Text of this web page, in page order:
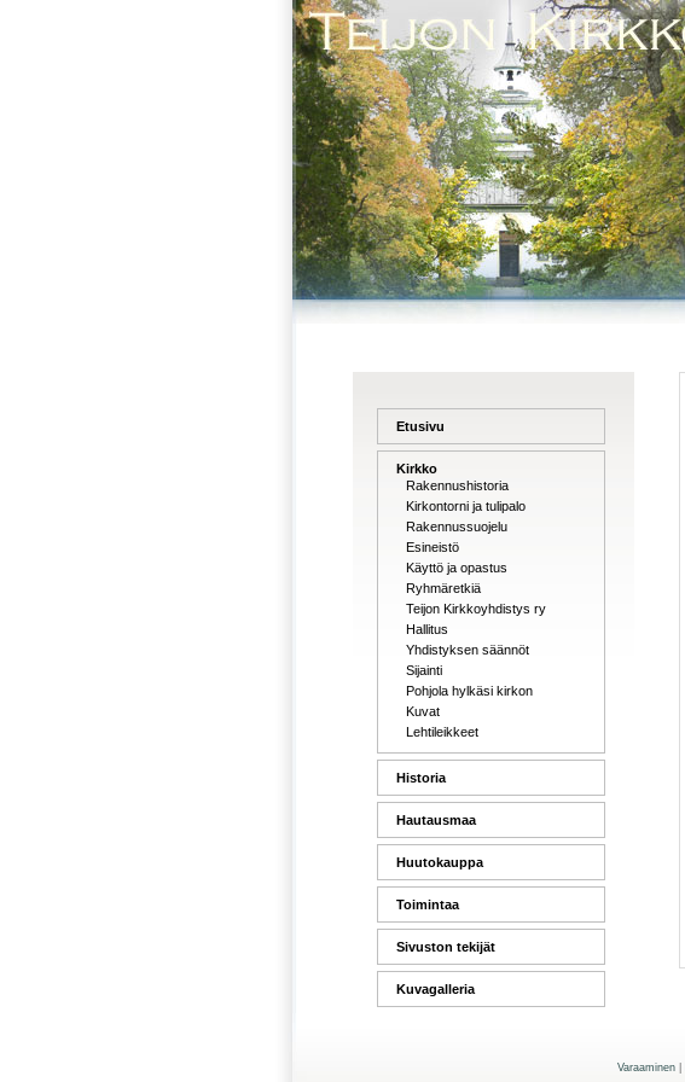
Etusivu
Kirkko
Rakennushistoria
Kirkontorni ja tulipalo
Rakennussuojelu
Esineistö
Käyttö ja opastus
Ryhmäretkiä
Teijon Kirkkoyhdistys ry
Hallitus
Yhdistyksen säännöt
Sijainti
Pohjola hylkäsi kirkon
Kuvat
Lehtileikkeet
Historia
Hautausmaa
Huutokauppa
Toimintaa
Sivuston tekijät
Kuvagalleria
Varaaminen